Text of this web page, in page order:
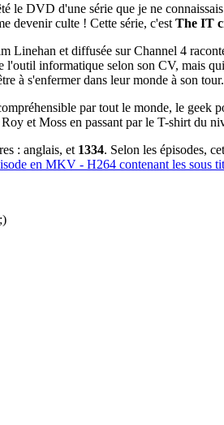
le DVD d'une série que je ne
devenir culte ! Cette série, c'est The IT
Linehan et diffusée sur Channel 4
l'outil informatique selon son CV, mais
à s'enfermer dans leur monde à son tour.
par tout le monde, le
et Moss en passant par le T-shirt du
: anglais, et 1334. Selon les épisodes,
en MKV - H264 contenant les sous